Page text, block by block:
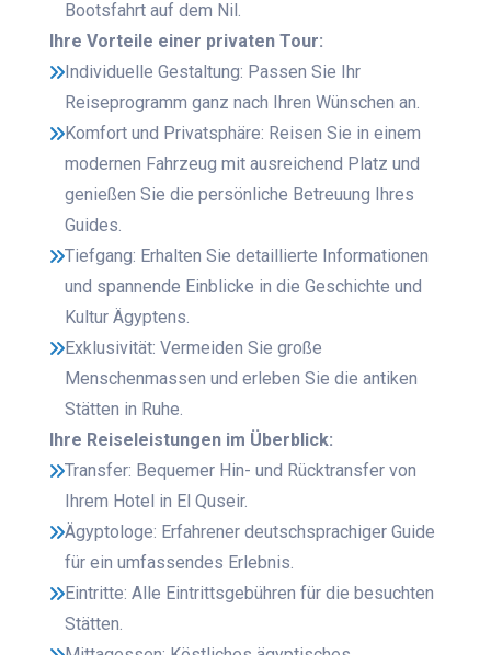
Bootsfahrt auf dem Nil.
Ihre Vorteile einer privaten Tour:
Individuelle Gestaltung: Passen Sie Ihr
Reiseprogramm ganz nach Ihren Wünschen an.
Komfort und Privatsphäre: Reisen Sie in einem
modernen Fahrzeug mit ausreichend Platz und
genießen Sie die persönliche Betreuung Ihres
Guides.
Tiefgang: Erhalten Sie detaillierte Informationen
und spannende Einblicke in die Geschichte und
Kultur Ägyptens.
Exklusivität: Vermeiden Sie große
Menschenmassen und erleben Sie die antiken
Stätten in Ruhe.
Ihre Reiseleistungen im Überblick:
Transfer: Bequemer Hin- und Rücktransfer von
Ihrem Hotel in El Quseir.
Ägyptologe: Erfahrener deutschsprachiger Guide
für ein umfassendes Erlebnis.
Eintritte: Alle Eintrittsgebühren für die besuchten
Stätten.